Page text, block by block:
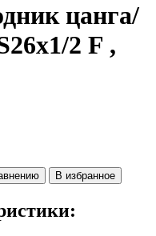
цанга/
2 F ,
В избранное